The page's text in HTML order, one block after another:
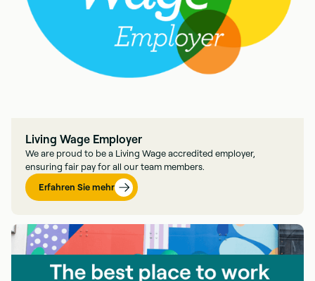
Living Wage Employer
We are proud to be a Living Wage accredited employer,
ensuring fair pay for all our team members.
Erfahren Sie mehr